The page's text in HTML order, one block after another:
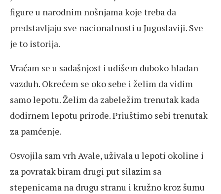
figure u narodnim nošnjama koje treba da
predstavljaju sve nacionalnosti u Jugoslaviji. Sve
je to istorija.
Vraćam se u sadašnjost i udišem duboko hladan
vazduh. Okrećem se oko sebe i želim da vidim
samo lepotu. Želim da zabeležim trenutak kada
dodirnem lepotu prirode. Priuštimo sebi trenutak
za pamćenje.
Osvojila sam vrh Avale, uživala u lepoti okoline i
za povratak biram drugi put silazim sa
stepenicama na drugu stranu i kružno kroz šumu